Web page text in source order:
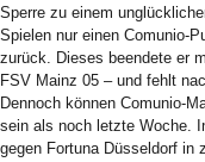
Sperre zu einem
Spielen nur einen Comunio-
zurück. Dieses beendete er
FSV Mainz 05 – und fehlt
Dennoch können Comunio-
sein als noch letzte Woche.
gegen Fortuna Düsseldorf in